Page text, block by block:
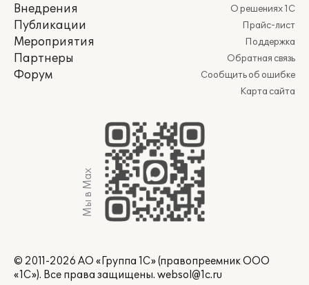
Внедрения
Публикации
Мероприятия
Партнеры
Форум
О решениях 1С
Прайс-лист
Поддержка
Обратная связь
Сообщить об ошибке
Карта сайта
Мы в Max
© 2011-2026 АО «Группа 1С» (правопреемник ООО
«1С»). Все права защищены. websol@1c.ru